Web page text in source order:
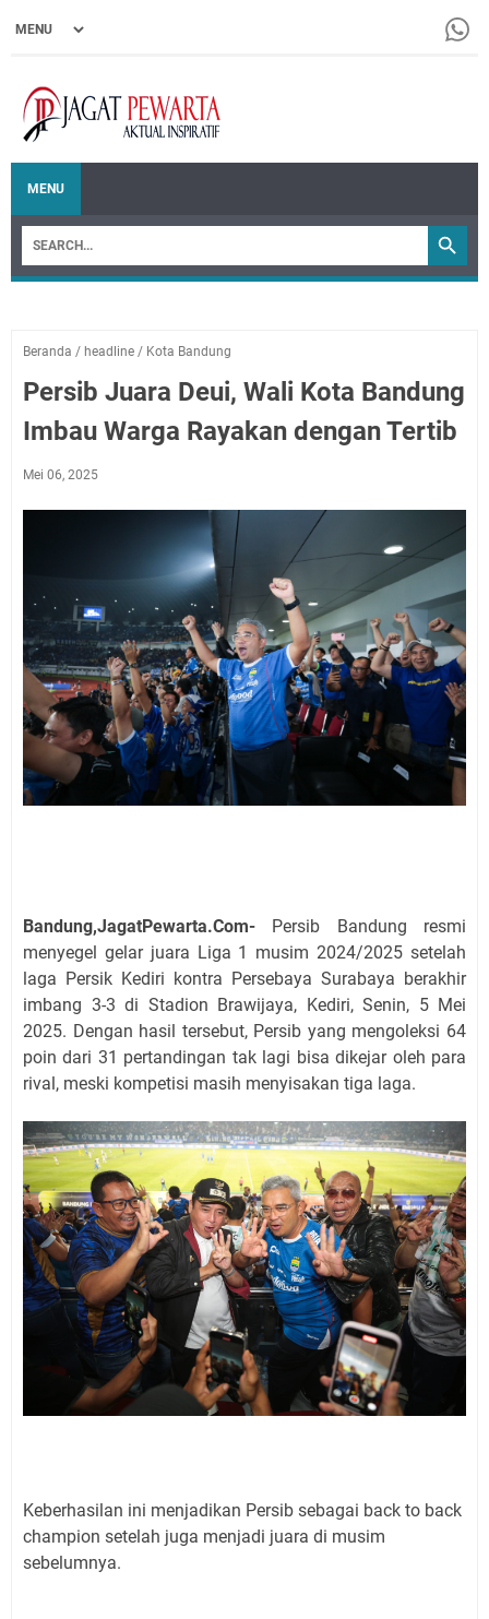
MENU
Beranda / headline / Kota Bandung
Persib Juara Deui, Wali Kota Bandung
Imbau Warga Rayakan dengan Tertib
Mei 06, 2025
Bandung,JagatPewarta.Com- Persib Bandung resmi
menyegel gelar juara Liga 1 musim 2024/2025 setelah
laga Persik Kediri kontra Persebaya Surabaya berakhir
imbang 3-3 di Stadion Brawijaya, Kediri, Senin, 5 Mei
2025. Dengan hasil tersebut, Persib yang mengoleksi 64
poin dari 31 pertandingan tak lagi bisa dikejar oleh para
rival, meski kompetisi masih menyisakan tiga laga.
Keberhasilan ini menjadikan Persib sebagai back to back
champion setelah juga menjadi juara di musim
sebelumnya.